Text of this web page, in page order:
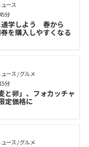
ース
通学しよう 春から
を購入しやすくなる
分
ース / グルメ
と卵」、フォカッチャ
定価格に
分
ース / グルメ